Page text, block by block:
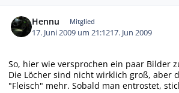
Hennu Mitglied
17. Juni 2009 um 21:1217. Jun 2009
So, hier wie versprochen ein paar Bilder
Die Löcher sind nicht wirklich groß, aber
"Fleisch" mehr. Sobald man entrostet,